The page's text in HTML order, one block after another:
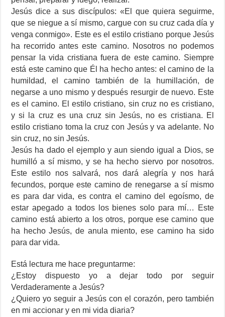
Jesús dice a sus discípulos: «El que quiera seguirme,
que se niegue a sí mismo, cargue con su cruz cada día y
venga conmigo». Este es el estilo cristiano porque Jesús
ha recorrido antes este camino. Nosotros no podemos
pensar la vida cristiana fuera de este camino. Siempre
está este camino que Él ha hecho antes: el camino de la
humildad, el camino también de la humillación, de
negarse a uno mismo y después resurgir de nuevo. Este
es el camino. El estilo cristiano, sin cruz no es cristiano,
y si la cruz es una cruz sin Jesús, no es cristiana. El
estilo cristiano toma la cruz con Jesús y va adelante. No
sin cruz, no sin Jesús.
Jesús ha dado el ejemplo y aun siendo igual a Dios, se
humilló a sí mismo, y se ha hecho siervo por nosotros.
Este estilo nos salvará, nos dará alegría y nos hará
fecundos, porque este camino de renegarse a sí mismo
es para dar vida, es contra el camino del egoísmo, de
estar apegado a todos los bienes solo para mí… Este
camino está abierto a los otros, porque ese camino que
ha hecho Jesús, de anula miento, ese camino ha sido
para dar vida.
Está lectura me hace preguntarme:
¿Estoy dispuesto yo a dejar todo por seguir
Verdaderamente a Jesús?
¿Quiero yo seguir a Jesús con el corazón, pero también
en mi accionar y en mi vida diaria?